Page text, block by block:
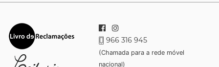
966 316 945
(Chamada para a rede móvel
nacional)